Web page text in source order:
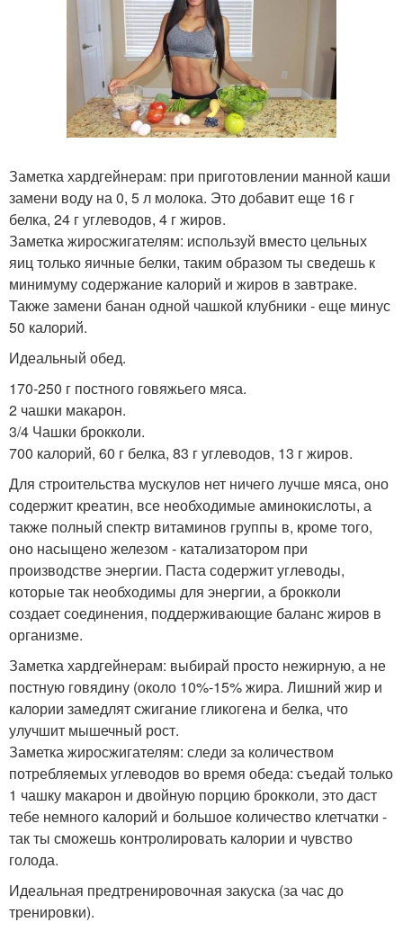
Заметка хардгейнерам: при приготовлении манной каши
замени воду на 0, 5 л молока. Это добавит еще 16 г
белка, 24 г углеводов, 4 г жиров.
Заметка жиросжигателям: используй вместо цельных
яиц только яичные белки, таким образом ты сведешь к
минимуму содержание калорий и жиров в завтраке.
Также замени банан одной чашкой клубники - еще минус
50 калорий.
Идеальный обед.
170-250 г постного говяжьего мяса.
2 чашки макарон.
3/4 Чашки брокколи.
700 калорий, 60 г белка, 83 г углеводов, 13 г жиров.
Для строительства мускулов нет ничего лучше мяса, оно
содержит креатин, все необходимые аминокислоты, а
также полный спектр витаминов группы в, кроме того,
оно насыщено железом - катализатором при
производстве энергии. Паста содержит углеводы,
которые так необходимы для энергии, а брокколи
создает соединения, поддерживающие баланс жиров в
организме.
Заметка хардгейнерам: выбирай просто нежирную, а не
постную говядину (около 10%-15% жира. Лишний жир и
калории замедлят сжигание гликогена и белка, что
улучшит мышечный рост.
Заметка жиросжигателям: следи за количеством
потребляемых углеводов во время обеда: съедай только
1 чашку макарон и двойную порцию брокколи, это даст
тебе немного калорий и большое количество клетчатки -
так ты сможешь контролировать калории и чувство
голода.
Идеальная предтренировочная закуска (за час до
тренировки).